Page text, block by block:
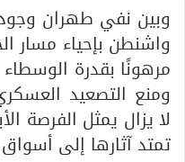
وبين نفي طهران
واشنطن بإحياء مسار
مرهونًا بقدرة
ومنع التصعيد
لا يزال يمثل الفرصة
تمتد آثارها إلى